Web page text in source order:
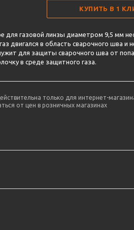
КУПИТЬ В 1
для газовой линзы диаметром 9,5 мм
двигался в область сварочного шва и
для защиты сварочного шва от
в среде защитного газа.
только для интернет-
от цен в розничных магазинах